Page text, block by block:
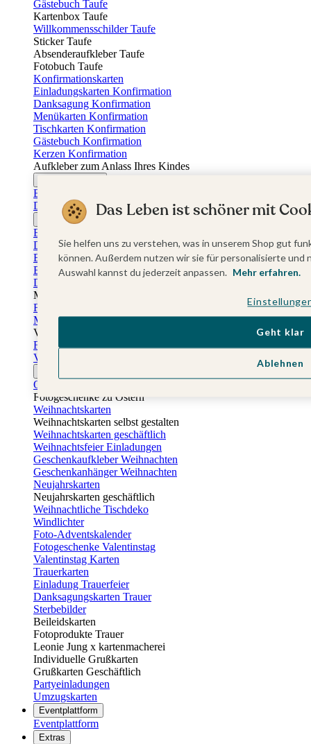
Gästebuch Taufe
Kartenbox Taufe
Willkommensschilder Taufe
Sticker Taufe
Absenderaufkleber Taufe
Fotobuch Taufe
Konfirmationskarten
Einladungskarten Konfirmation
Danksagung Konfirmation
Menükarten Konfirmation
Tischkarten Konfirmation
Gästebuch Konfirmation
Kerzen Konfirmation
Aufkleber zum Anlass Ihres Kindes
Einladungskarten Firmung
Dankeskarten Firmung
Jugendweihekarten
Einladungskarten Jugendweihe
Dankeskarten Jugendweihe
Einschulungskarten
Einladungskarten Einschulung
Danksagung Einschulung
Muttertag
Fotogeschenke Muttertag
Muttertagskarten
Vatertag
Fotogeschenke Vatertag
Vatertagskarten
Osterkarten
Fotogeschenke zu Ostern
Weihnachtskarten
Weihnachtskarten selbst gestalten
Weihnachtskarten geschäftlich
Weihnachtsfeier Einladungen
Geschenkaufkleber Weihnachten
Geschenkanhänger Weihnachten
Neujahrskarten
Neujahrskarten geschäftlich
Weihnachtliche Tischdeko
Windlichter
Foto-Adventskalender
Fotogeschenke Valentinstag
Valentinstag Karten
Trauerkarten
Einladung Trauerfeier
Danksagungskarten Trauer
Sterbebilder
Beileidskarten
Fotoprodukte Trauer
Leonie Jung x kartenmacherei
Individuelle Grußkarten
Grußkarten Geschäftlich
Partyeinladungen
Umzugskarten
Eventplattform
Eventplattform
Extras
Das Leben ist schöner mit
Sie helfen uns zu verstehen, was in unserem Shop gut
können. Außerdem nutzen wir sie für personalisierte
Auswahl kannst du jederzeit anpassen. Mehr erfahren.
Ablehnen
Geht klar